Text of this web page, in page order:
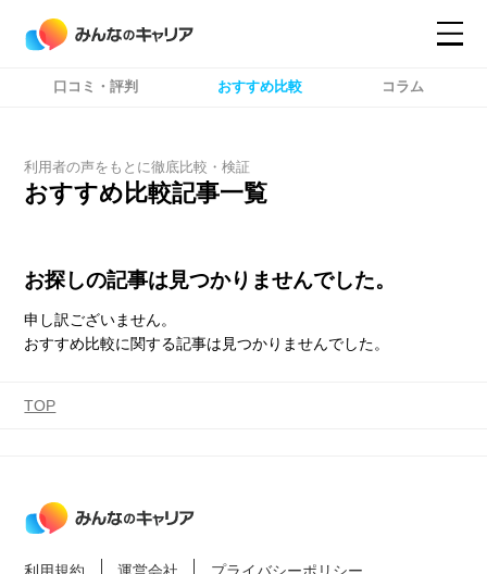
コンテンツ
コンテンツ
口コミ・評判 おすすめ比較 コラム
利用者の声をもとに徹底比較・検証
おすすめ比較記事一覧
お探しの記事は見つかりませんでした。
申し訳ございません。
おすすめ比較に関する記事は見つかりませんでした。
TOP